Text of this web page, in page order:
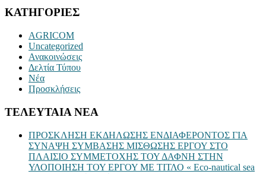
ΚΑΤΗΓΟΡΙΕΣ
AGRICOM
Uncategorized
Ανακοινώσεις
Δελτία Τύπου
Νέα
Προσκλήσεις
ΤΕΛΕΥΤΑΙΑ ΝΕΑ
ΠΡΟΣΚΛΗΣΗ ΕΚΔΗΛΩΣΗΣ ΕΝΔΙΑΦΕΡΟΝΤΟΣ ΓΙΑ
ΣΥΝΑΨΗ ΣΥΜΒΑΣΗΣ ΜΙΣΘΩΣΗΣ ΕΡΓΟΥ ΣΤΟ
ΠΛΑΙΣΙΟ ΣΥΜΜΕΤΟΧΗΣ ΤΟΥ ΔΑΦΝΗ ΣΤΗΝ
ΥΛΟΠΟΙΗΣΗ ΤΟΥ ΕΡΓΟΥ ΜΕ ΤΙΤΛΟ « Eco-nautical sea